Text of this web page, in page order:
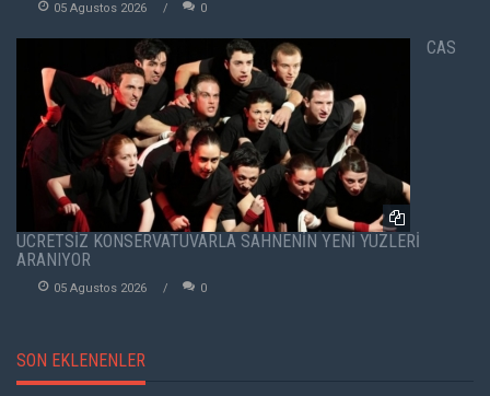
05 Agustos 2026 0
CAS
ÜCRETSİZ KONSERVATUVARLA SAHNENİN YENİ YÜZLERİ
ARANIYOR
05 Agustos 2026 0
SON EKLENENLER